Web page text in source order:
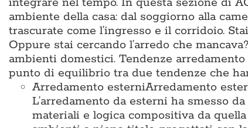
ambiente della casa: dal soggiorno alla
trascurate come l’ingresso e il corridoio.
Oppure stai cercando l’arredo che
ambienti domestici. Tendenze
punto di equilibrio tra due tendenze che
Arredamento esterniArredamento
L’arredamento da esterni ha smesso
materiali e logica compositiva da